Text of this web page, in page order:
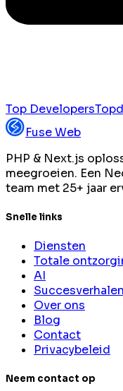
Top Developers
Fuse Web
PHP & Next.js
meegroeien. Een
team met 25+ jaar
Snelle links
Diensten
Totale
AI
Succesverhalen
Over ons
Blog
Contact
Privacybeleid
Neem contact op